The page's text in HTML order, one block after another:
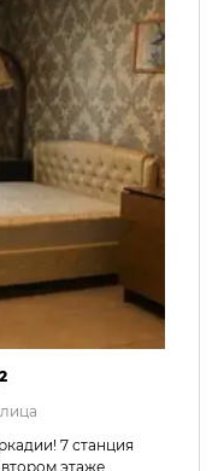
2
7 станция
этаже,